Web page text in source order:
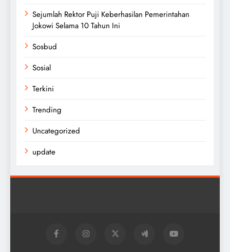
Sejumlah Rektor Puji Keberhasilan Pemerintahan
Jokowi Selama 10 Tahun Ini
Sosbud
Sosial
Terkini
Trending
Uncategorized
update